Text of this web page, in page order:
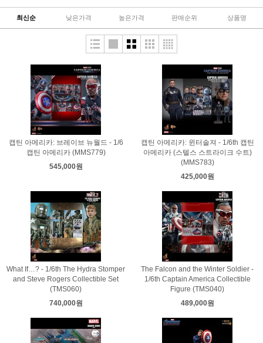
최신순 낮은가격 높은가격 판매순위 상품명
캡틴 아메리카: 브레이브 뉴월드 - 1/6
캡틴 아메리카 (MMS779)
545,000원
캡틴 아메리카: 윈터솔져 - 1/6th 캡틴
아메리카 (스텔스 스트라이크 수트)
(MMS783)
425,000원
What If…? - 1/6th The Hydra Stomper
and Steve Rogers Collectible Set
(TMS060)
740,000원
The Falcon and the Winter Soldier -
1/6th Captain America Collectible
Figure (TMS040)
489,000원